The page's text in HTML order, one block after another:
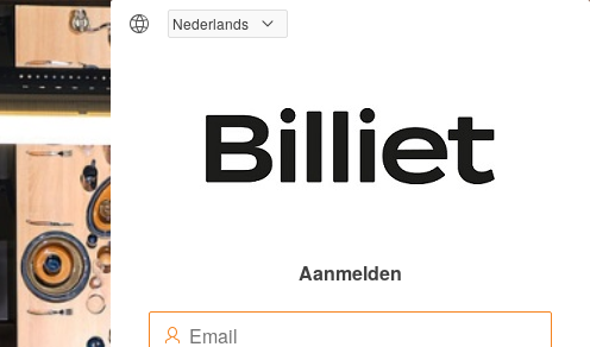
Aanmelden